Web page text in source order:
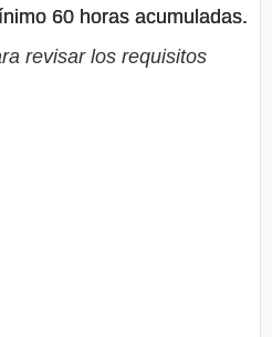
60 horas acumuladas.
revisar los requisitos